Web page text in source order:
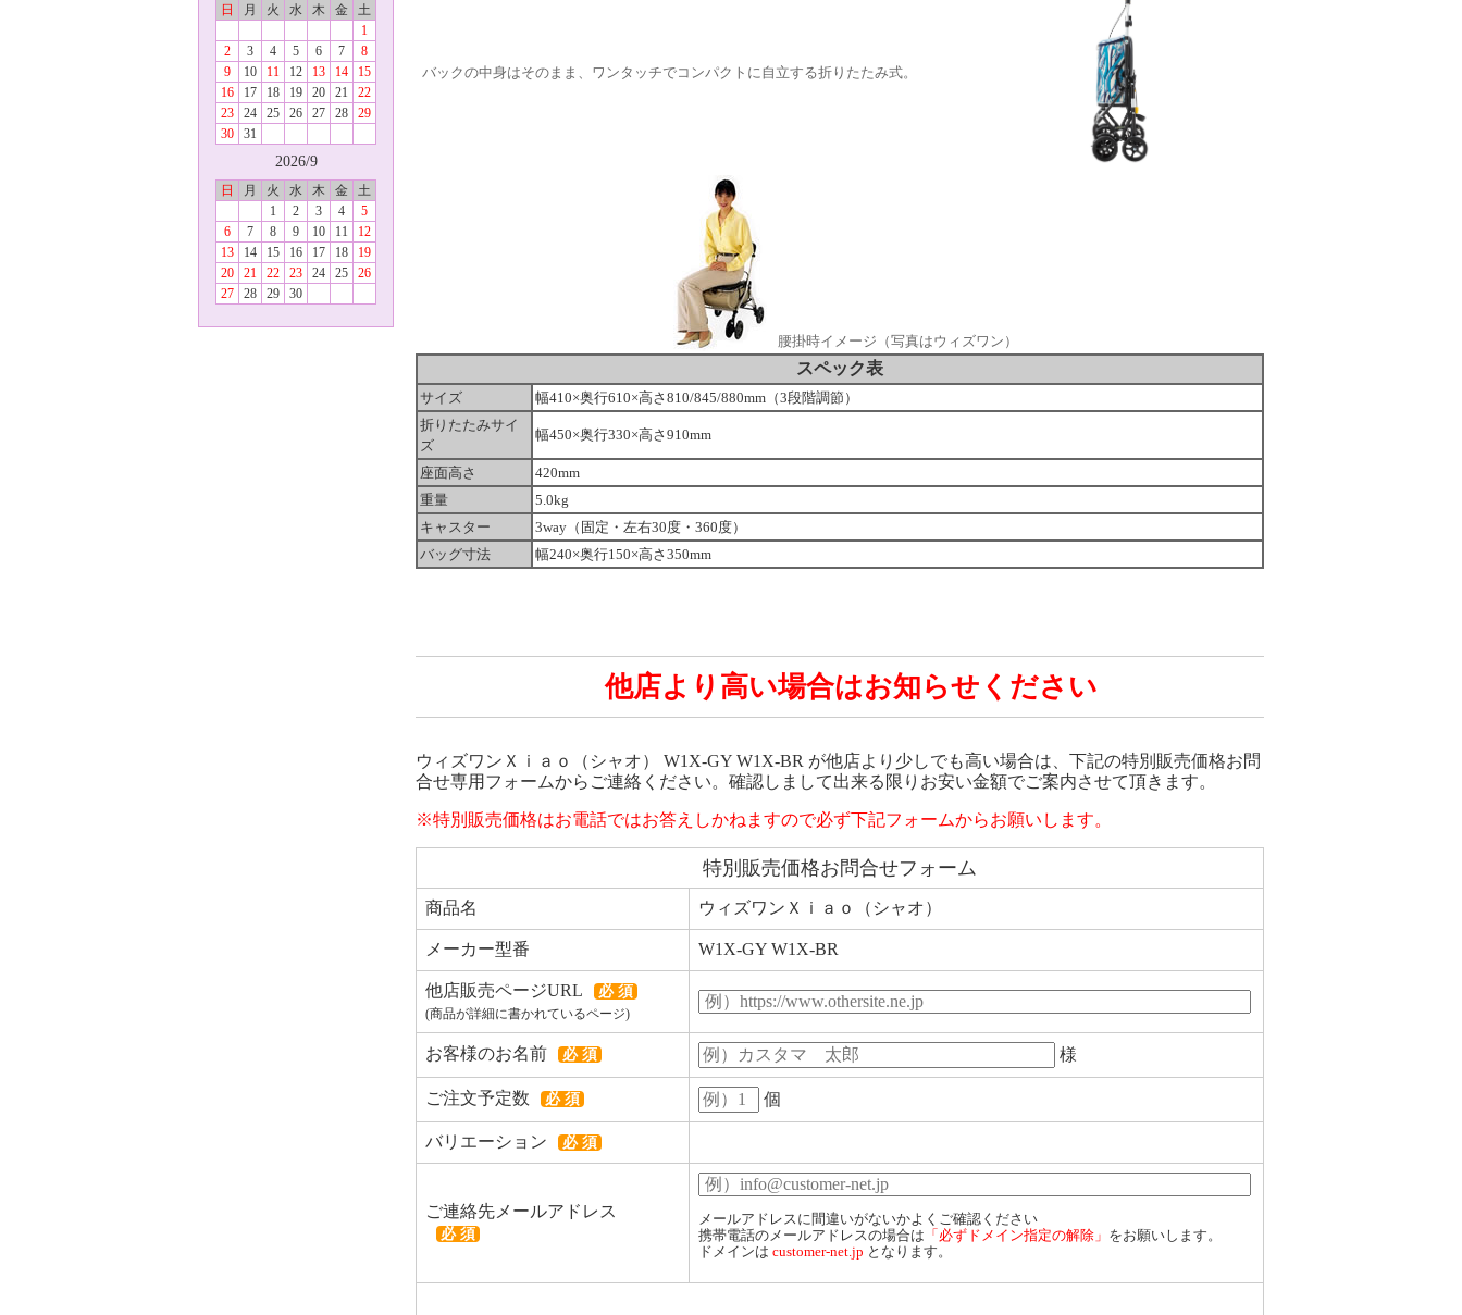
日 月 火 水 木 金
土
1
2
3 4 5 6 7
8
9
10 11 12 13 14
15
16
17 18 19 20 21
22
23
24 25 26 27 28
29
30
31
2026/9
日 月 火 水 木 金
土
1
2 3 4
5
6
7 8 9 10 11
12
13
14 15 16 17 18
19
20
21 22 23 24 25
26
27
28 29 30
バックの中身はそのまま、ワンタッチでコンパクトに自立する折りたたみ式。
腰掛時イメージ（写真はウィズワン）
スペック表
サイズ
幅410×奥行610×高さ810/845/880mm（3段階調節）
折りたたみサイ
ズ
幅450×奥行330×高さ910mm
座面高さ
420mm
重量
5.0kg
キャスター
3way（固定・左右30度・360度）
バッグ寸法
幅240×奥行150×高さ350mm
他店より高い場合はお知らせください
ウィズワンＸｉａｏ（シャオ） W1X-GY W1X-BR が他店より少しでも高い場合は、下記の特別販売価格お問
合せ専用フォームからご連絡ください。確認しまして出来る限りお安い金額でご案内させて頂きます。
※特別販売価格はお電話ではお答えしかねますので必ず下記フォームからお願いします。
特別販売価格お問合せフォーム
商品名 ウィズワンＸｉａｏ（シャオ）
メーカー型番 W1X-GY W1X-BR
他店販売ページURL 必 須
(商品が詳細に書かれているページ)
お客様のお名前 必 須 様
ご注文予定数 必 須 個
バリエーション 必 須
ご連絡先メールアドレス
必 須
メールアドレスに間違いがないかよくご確認ください
携帯電話のメールアドレスの場合は 「必ずドメイン指定の解除」 をお願いします。
ドメインは customer-net.jp となります。